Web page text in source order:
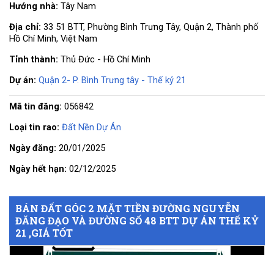
BÁN ĐẤT GÓC 2 MẶT TIỀN ĐƯỜNG NGUYỄN
ĐĂNG ĐẠO VÀ ĐƯỜNG SỐ 48 BTT DỰ ÁN THẾ KỶ
21 ,GIÁ TỐT
Hướng nhà: Tây Nam
Địa chỉ: 33 51 BTT, Phường Bình Trưng Tây, Quận 2, Thành phố
Hồ Chí Minh, Việt Nam
Tỉnh thành: Thủ Đức - Hồ Chí Minh
Dự án: Quận 2- P. Bình Trưng tây - Thế kỷ 21
Mã tin đăng: 056842
Loại tin rao: Đất Nền Dự Án
Ngày đăng: 20/01/2025
Ngày hết hạn: 02/12/2025